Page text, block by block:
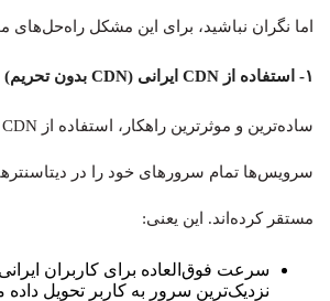
اما نگران نباشید، برای این مشکل راه‌حل‌های
۱- استفاده از CDN ایرانی (CDN بدون تحریم)
سرویس‌ها تمام سرورهای خود را در
مستقر کرده‌اند. این یعنی:
سرعت فوق‌العاده برای کاربران
نزدیک‌ترین سرور به کاربر تحویل